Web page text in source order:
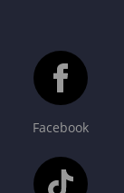
Facebook